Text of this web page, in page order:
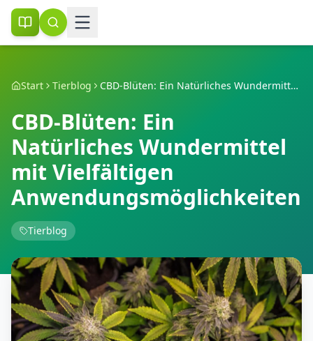
Start Tierblog CBD-Blüten: Ein Natürliches Wundermittel mit Vielfältigen Anwendungsmöglichkeiten
CBD-Blüten: Ein
Natürliches Wundermittel
mit Vielfältigen
Anwendungsmöglichkeiten
Tierblog